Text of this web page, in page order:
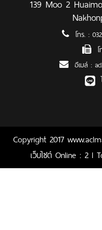
139 Moo 2
โทร. :
อีเมล์ :
Copyright 2017
เว็บไซต์ Online : 2 l